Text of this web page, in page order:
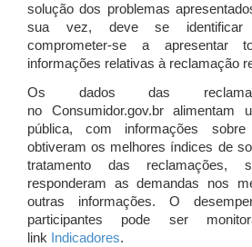
solução dos problemas
sua vez, deve se identificar
comprometer-se a
informações relativas à reclamação
Os dados das
no Consumidor.gov.br alimentam
pública, com informações
obtiveram os melhores índices de
tratamento das reclamações,
responderam as demandas nos
outras informações. O
participantes pode ser
link Indicadores.